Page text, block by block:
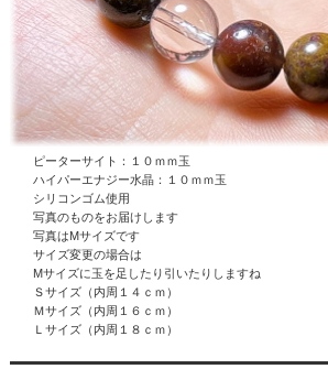
ピーターサイト：１０ｍｍ玉
ハイパーエナジー水晶 ：１０ｍｍ玉
シリコンゴム使用
写真のものをお届けします
写真はMサイズです
サイズ変更の場合は
Mサイズに玉を足したり引いたりしますね
Ｓサイズ（内周１４ｃｍ）
Ｍサイズ（内周１６ｃｍ）
Ｌサイズ（内周１８ｃｍ）